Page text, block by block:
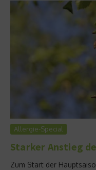
Allergie-Special
Starker Anstieg
Zum Start der